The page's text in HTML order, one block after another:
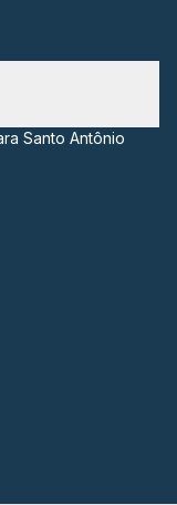
Santo Antônio